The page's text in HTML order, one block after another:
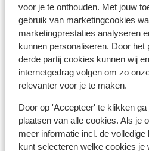
voor je te onthouden. Met jouw
gebruik van marketingcookies
marketingprestaties analyseren
kunnen personaliseren. Door het
derde partij cookies kunnen wij
internetgedrag volgen om zo
relevanter voor je te maken.
Door op 'Accepteer' te klikken
plaatsen van alle cookies. Als je
meer informatie incl. de
kunt selecteren welke cookies je
Skimateriaal
Andere
Alpes
Hotel Serre Palas
Résidence Neige et Soleil